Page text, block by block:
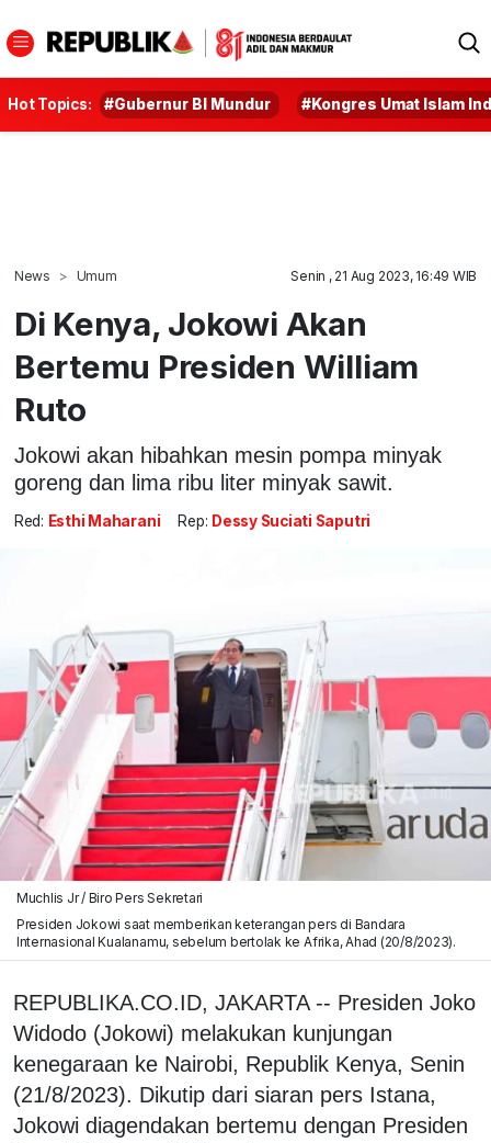
Hot Topics: #Gubernur BI Mundur #Kongres Umat Islam
News Umum Senin , 21 Aug 2023, 16:49 WIB
Di Kenya, Jokowi Akan
Bertemu Presiden William
Ruto
Jokowi akan hibahkan mesin pompa minyak
goreng dan lima ribu liter minyak sawit.
Red: Esthi Maharani Rep: Dessy Suciati Saputri
Muchlis Jr / Biro Pers Sekretari
Presiden Jokowi saat memberikan keterangan pers di Bandara
Internasional Kualanamu, sebelum bertolak ke Afrika, Ahad (20/8/2023).
REPUBLIKA.CO.ID, JAKARTA -- Presiden Joko
Widodo (Jokowi) melakukan kunjungan
kenegaraan ke Nairobi, Republik Kenya, Senin
(21/8/2023). Dikutip dari siaran pers Istana,
Jokowi diagendakan bertemu dengan Presiden